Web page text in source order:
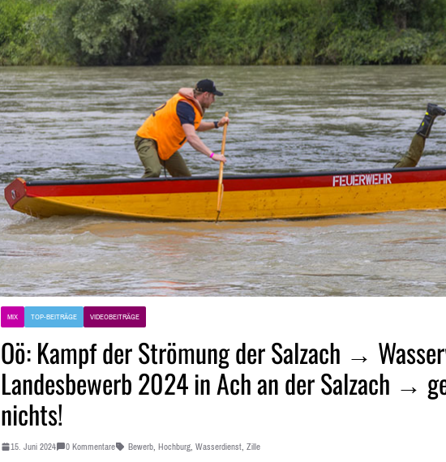
MIX TOP-BEITRÄGE VIDEOBEITRÄGE
Oö: Kampf der Strömung der Salzach →
Landesbewerb 2024 in Ach an der Salzach →
nichts!
15. Juni 2024 0 Kommentare Bewerb, Hochburg, Wasserdienst, Zille